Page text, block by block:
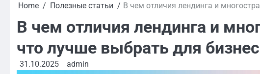
Home Полезные статьи В чем отличия лендинга и
В чем отличия лендинга и
что лучше выбрать для
31.10.2025 admin